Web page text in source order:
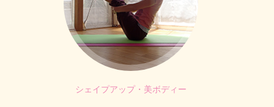
シェイプアップ・美ボディー